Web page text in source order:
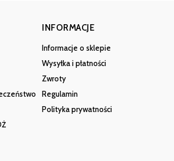
INFORMACJE
Informacje o sklepie
Wysyłka i płatności
Zwroty
Regulamin
Polityka prywatności